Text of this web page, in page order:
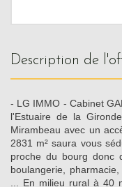
description de
- LG IMMO - Cabinet
l'Estuaire de la
Mirambeau avec un
2831 m² saura vous
proche du bourg donc
boulangerie,
... En milieu rural à 40